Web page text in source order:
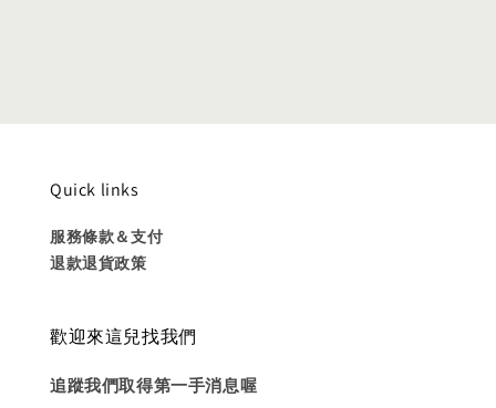
Quick links
服務條款＆支付
退款退貨政策
歡迎來這兒找我們
追蹤我們取得第一手消息喔